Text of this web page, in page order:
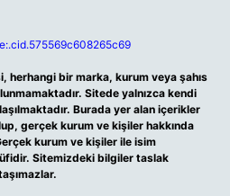
herhangi bir marka, kurum veya şahıs
Sitede yalnızca kendi
Burada yer alan içerikler
gerçek kurum ve kişiler hakkında
kurum ve kişiler ile isim
Sitemizdeki bilgiler taslak